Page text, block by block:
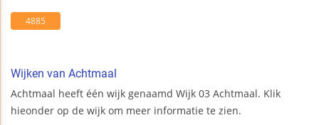
4885
Wijken van Achtmaal
Achtmaal heeft één wijk genaamd Wijk 03 Achtmaal. Klik
hieonder op de wijk om meer informatie te zien.